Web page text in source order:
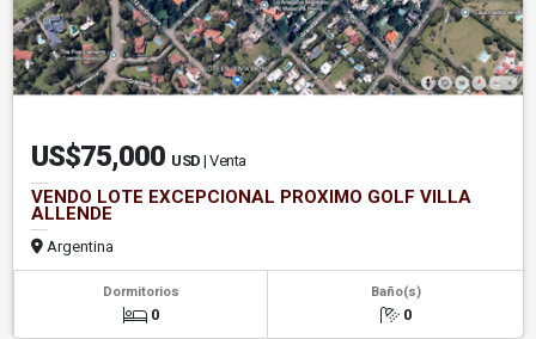
US$75,000 USD | Venta
VENDO LOTE EXCEPCIONAL PROXIMO GOLF VILLA
ALLENDE
Argentina
Dormitorios
0
Baño(s)
0